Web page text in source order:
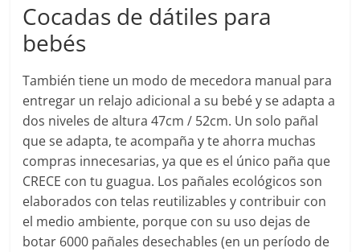
Cocadas de dátiles para
bebés
También tiene un modo de mecedora manual para
entregar un relajo adicional a su bebé y se adapta a
dos niveles de altura 47cm / 52cm. Un solo pañal
que se adapta, te acompaña y te ahorra muchas
compras innecesarias, ya que es el único paña que
CRECE con tu guagua. Los pañales ecológicos son
elaborados con telas reutilizables y contribuir con
el medio ambiente, porque con su uso dejas de
botar 6000 pañales desechables (en un período de